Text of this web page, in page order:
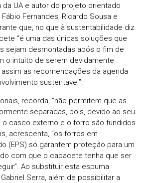
da UA e autor do projeto orientado
Fernandes, Ricardo Sousa e
que, no que à sustentabilidade diz
“é uma das únicas soluções que
sejam desmontadas após o fim de
o intuito de serem devidamente
as recomendações da agenda
sustentável”.
recorda, “não permitem que as
separadas, pois, devido ao seu
casco externo e o forro são fundidos
acrescenta, “os forros em
(EPS) só garantem proteção para um
com que o capacete tenha que ser
Ao substituir esta espuma
Serra, além de possibilitar a